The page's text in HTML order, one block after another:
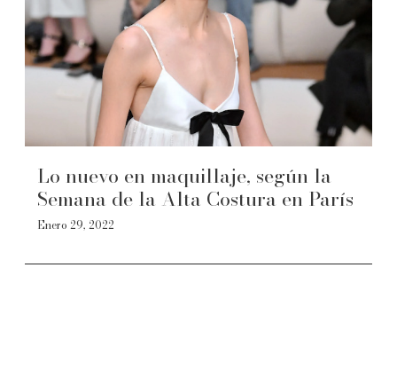
Lo nuevo en maquillaje, según la
Semana de la Alta Costura en París
Enero 29, 2022